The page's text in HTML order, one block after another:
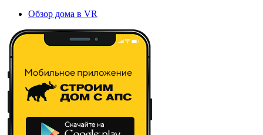
Обзор дома в VR